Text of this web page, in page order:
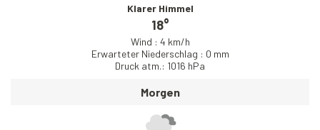
Klarer Himmel
18°
Wind : 4 km/h
Erwarteter Niederschlag : 0 mm
Druck atm.: 1016 hPa
Morgen